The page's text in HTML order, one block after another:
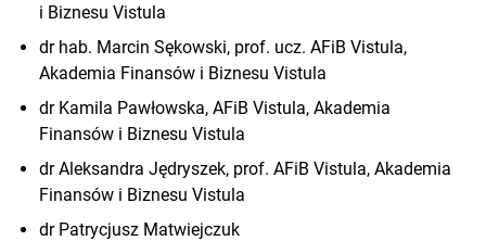
i Biznesu Vistula
dr hab. Marcin Sękowski, prof. ucz. AFiB Vistula,
Akademia Finansów i Biznesu Vistula
dr Kamila Pawłowska, AFiB Vistula, Akademia
Finansów i Biznesu Vistula
dr Aleksandra Jędryszek, prof. AFiB Vistula, Akademia
Finansów i Biznesu Vistula
dr Patrycjusz Matwiejczuk